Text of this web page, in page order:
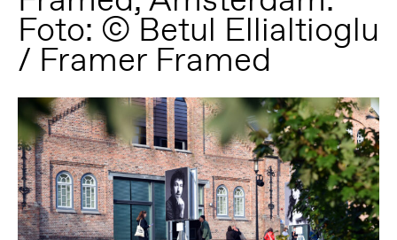
Foto: © Betul Ellialtioglu
/ Framer Framed